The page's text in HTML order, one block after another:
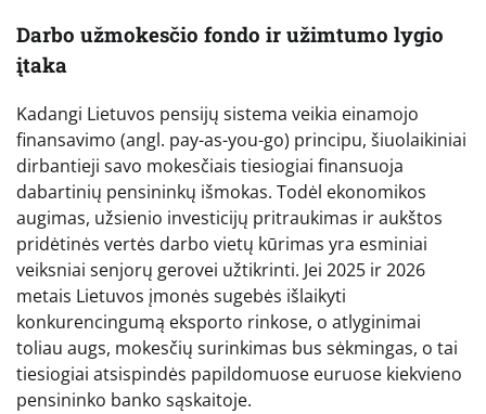
Darbo užmokesčio fondo ir užimtumo lygio
įtaka
Kadangi Lietuvos pensijų sistema veikia einamojo
finansavimo (angl. pay-as-you-go) principu, šiuolaikiniai
dirbantieji savo mokesčiais tiesiogiai finansuoja
dabartinių pensininkų išmokas. Todėl ekonomikos
augimas, užsienio investicijų pritraukimas ir aukštos
pridėtinės vertės darbo vietų kūrimas yra esminiai
veiksniai senjorų gerovei užtikrinti. Jei 2025 ir 2026
metais Lietuvos įmonės sugebės išlaikyti
konkurencingumą eksporto rinkose, o atlyginimai
toliau augs, mokesčių surinkimas bus sėkmingas, o tai
tiesiogiai atsispindės papildomuose euruose kiekvieno
pensininko banko sąskaitoje.